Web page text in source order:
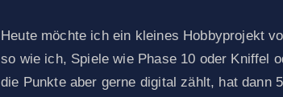
Heute möchte ich ein kleines Hobbyprojekt
so wie ich, Spiele wie Phase 10 oder Kniffel
die Punkte aber gerne digital zählt, hat dann